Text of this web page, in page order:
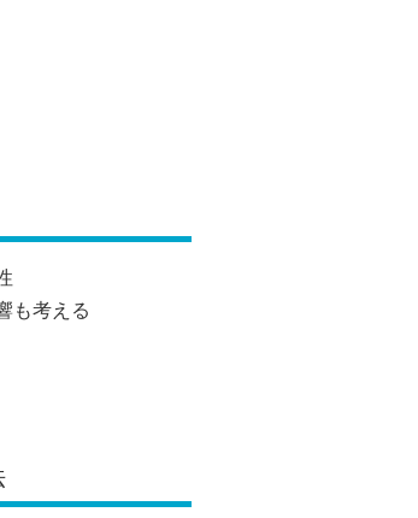
も考える